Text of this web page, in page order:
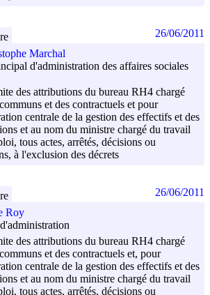
Marchal
d'administration des affaires sociales
des attributions du bureau RH4 chargé
et des contractuels et pour
centrale de la gestion des effectifs et des
et au nom du ministre chargé du travail
tous actes, arrêtés, décisions ou
à l'exclusion des décrets
26/06/2011
Roy
des attributions du bureau RH4 chargé
et des contractuels et, pour
centrale de la gestion des effectifs et des
et au nom du ministre chargé du travail
tous actes, arrêtés, décisions ou
26/06/2011